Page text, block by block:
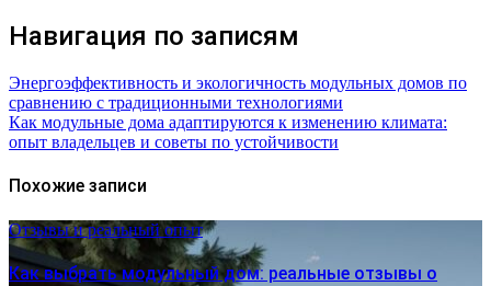
Навигация по записям
Энергоэффективность и экологичность модульных домов по
сравнению с традиционными технологиями
Как модульные дома адаптируются к изменению климата:
опыт владельцев и советы по устойчивости
Похожие записи
Отзывы и реальный опыт
Как выбрать модульный дом: реальные отзывы о